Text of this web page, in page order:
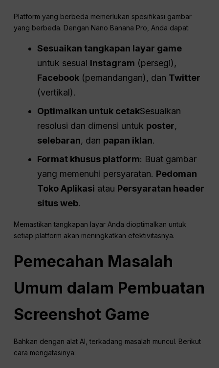
Platform yang berbeda memerlukan spesifikasi gambar
yang berbeda. Dengan Nano Banana Pro, Anda dapat:
Sesuaikan tangkapan layar game
untuk sesuai Instagram (persegi),
Facebook (pemandangan), dan Twitter
(vertikal).
Optimalkan untuk cetakSesuaikan
resolusi dan dimensi untuk poster,
selebaran, dan papan iklan.
Format khusus platform: Buat gambar
yang memenuhi persyaratan. Pedoman
Toko Aplikasi atau Persyaratan header
situs web.
Memastikan tangkapan layar Anda dioptimalkan untuk
setiap platform akan meningkatkan efektivitasnya.
Pemecahan Masalah
Umum dalam Pembuatan
Screenshot Game
Bahkan dengan alat AI, terkadang masalah muncul. Berikut
cara mengatasinya: